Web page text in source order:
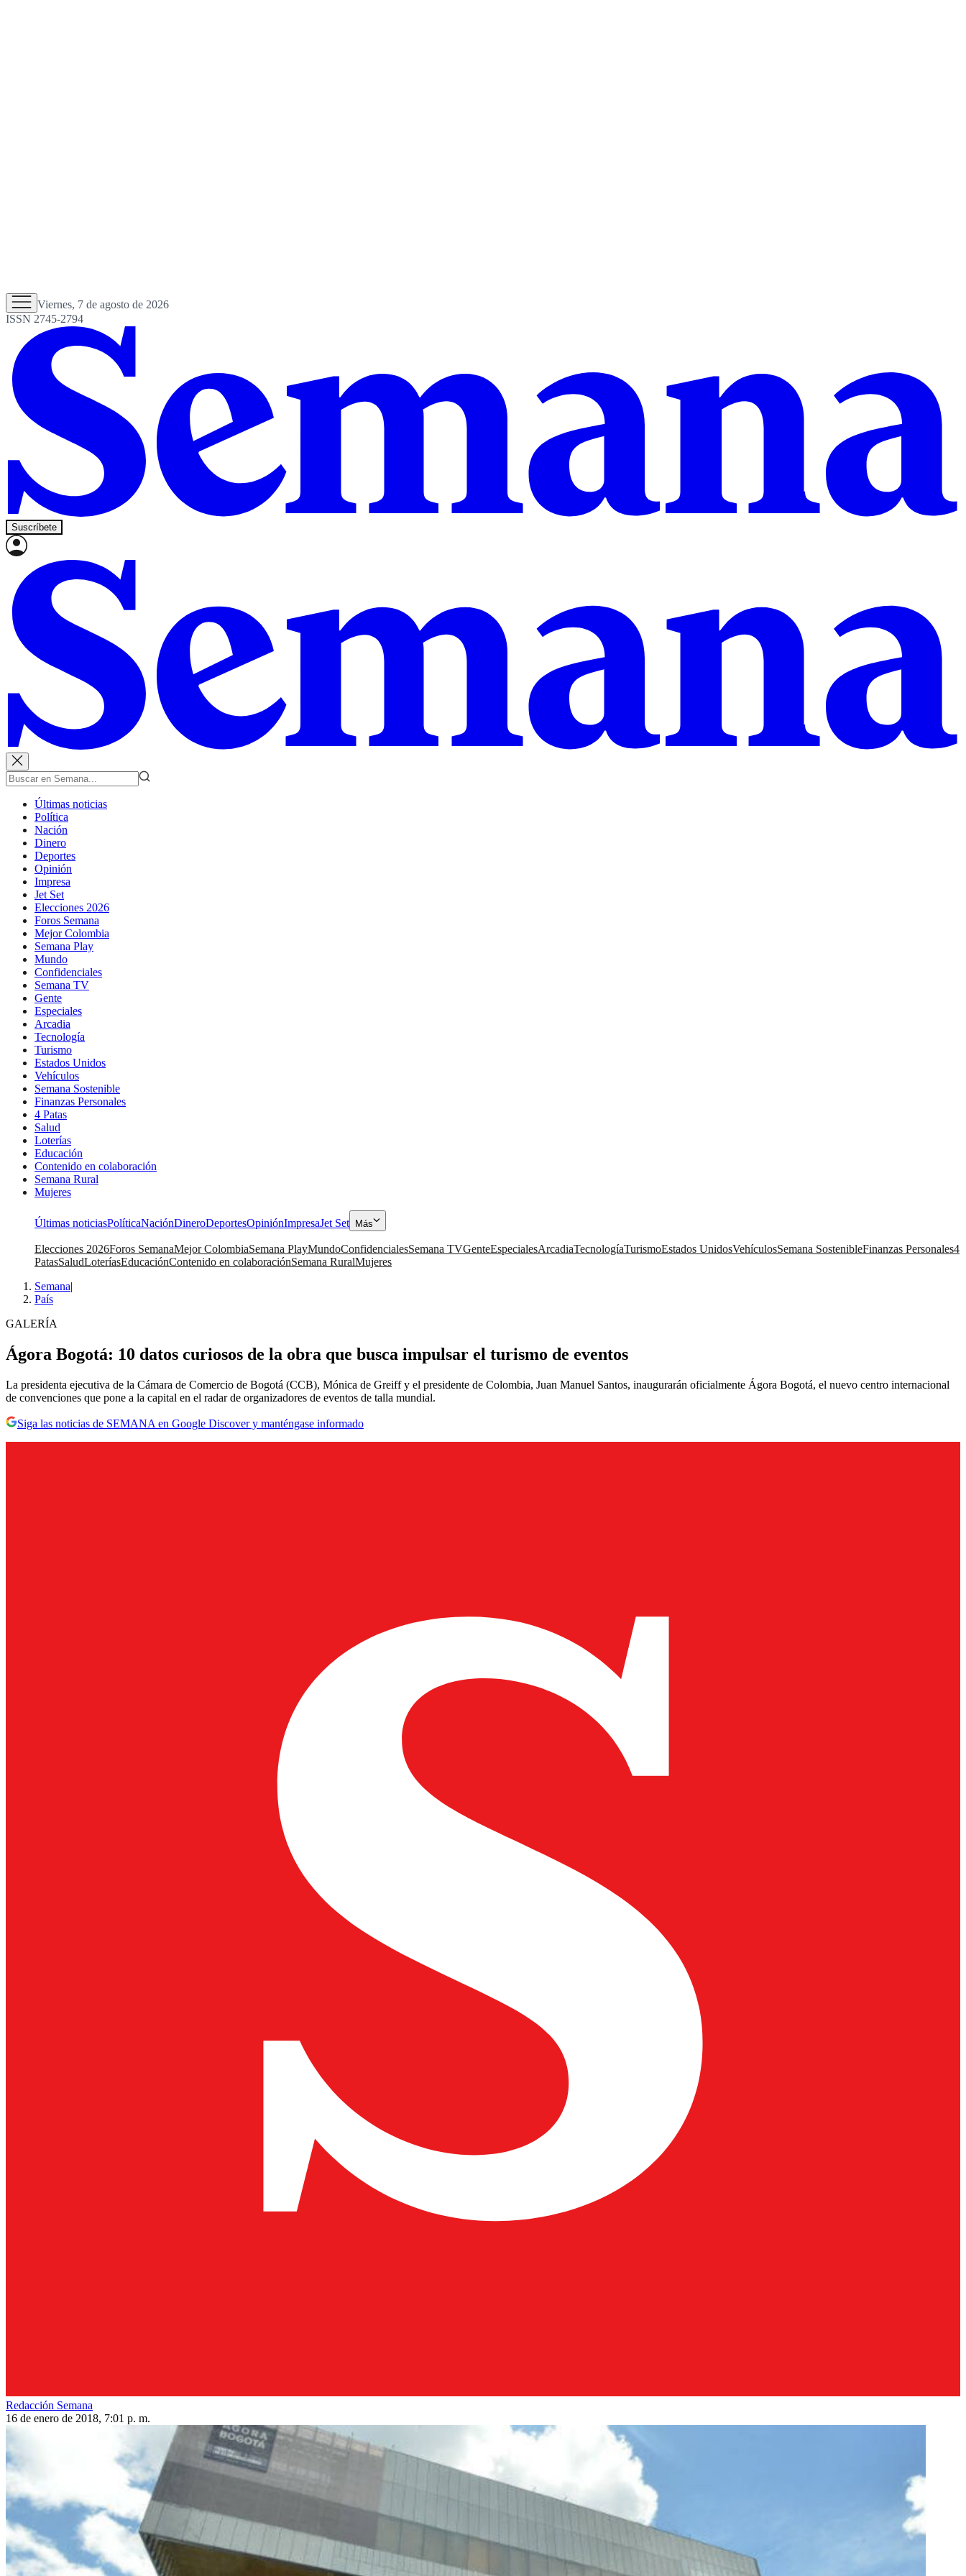
Viernes, 7 de agosto de 2026
ISSN 2745-2794
Suscríbete
Últimas noticias
Política
Nación
Dinero
Deportes
Opinión
Impresa
Jet Set
Elecciones 2026
Foros Semana
Mejor Colombia
Semana Play
Mundo
Confidenciales
Semana TV
Gente
Especiales
Arcadia
Tecnología
Turismo
Estados Unidos
Vehículos
Semana Sostenible
Finanzas Personales
4 Patas
Salud
Loterías
Educación
Contenido en colaboración
Semana Rural
Mujeres
Últimas noticiasPolíticaNaciónDineroDeportesOpiniónImpresaJet Set Más
Elecciones 2026Foros SemanaMejor ColombiaSemana PlayMundoConfidencialesSemana TVGenteEspecialesArcadiaTecnologíaTurismoEstados UnidosVehículosSemana SostenibleFinanzas Personales4
PatasSaludLoteríasEducaciónContenido en colaboraciónSemana RuralMujeres
Semana|
País
GALERÍA
Ágora Bogotá: 10 datos curiosos de la obra que busca impulsar el turismo de eventos
La presidenta ejecutiva de la Cámara de Comercio de Bogotá (CCB), Mónica de Greiff y el presidente de Colombia, Juan Manuel Santos, inaugurarán oficialmente Ágora Bogotá, el nuevo centro internacional
de convenciones que pone a la capital en el radar de organizadores de eventos de talla mundial.
Siga las noticias de SEMANA en Google Discover y manténgase informado
Redacción Semana
16 de enero de 2018, 7:01 p. m.